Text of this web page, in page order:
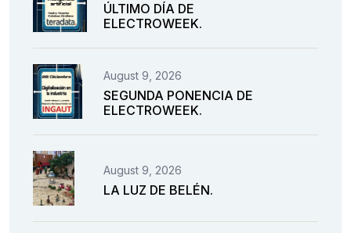
ÚLTIMO DÍA DE
ELECTROWEEK.
August 9, 2026
SEGUNDA PONENCIA DE
ELECTROWEEK.
August 9, 2026
LA LUZ DE BELÉN.